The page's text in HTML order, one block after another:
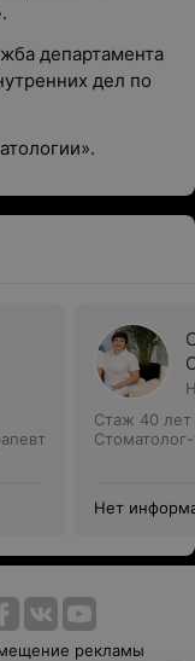
департамента
дел по
Стаж 40 лет
Нет
рекламы